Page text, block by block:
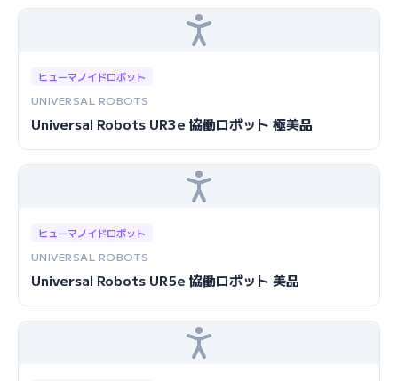
ヒューマノイドロボット
UNIVERSAL ROBOTS
Universal Robots UR3e 協働ロボット 極美品
ヒューマノイドロボット
UNIVERSAL ROBOTS
Universal Robots UR5e 協働ロボット 美品